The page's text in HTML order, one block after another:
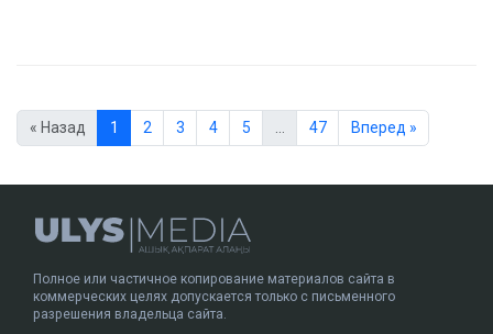
« Назад 1 2 3 4 5 … 47 Вперед »
Полное или частичное копирование материалов сайта в
коммерческих целях допускается только с письменного
разрешения владельца сайта.